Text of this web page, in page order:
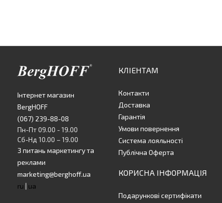
Інтернет магазин
BergHOFF
(067) 239-88-08
Пн-Пт 09.00 - 19.00
Сб-Нд 10.00 – 19.00
З питань маркетингу та
реклами
marketing@berghoff.ua
ru | ua
КЛІЕНТАМ
Контакти
Доставка
Гарантія
Умови повернення
Система лояльності
Публічна Оферта
КОРИСНА ІНФОРМАЦІЯ
Подарункові сертифікати